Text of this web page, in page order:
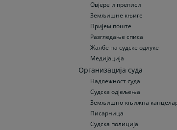
Овјере и преписи
Земљишне књиге
Пријем поште
Разгледање списа
Жалбе на судске одлуке
Медијација
Организација суда
Надлежност суда
Судска одјељења
Земљишно-књижна
Писарница
Судска полиција